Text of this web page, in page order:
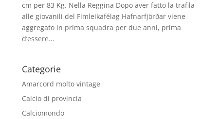
cm per 83 Kg. Nella Reggina Dopo aver fatto la trafila
alle giovanili del Fimleikafélag Hafnarfjörðar viene
aggregato in prima squadra per due anni, prima
d’essere...
Categorie
Amarcord molto vintage
Calcio di provincia
Calciomondo